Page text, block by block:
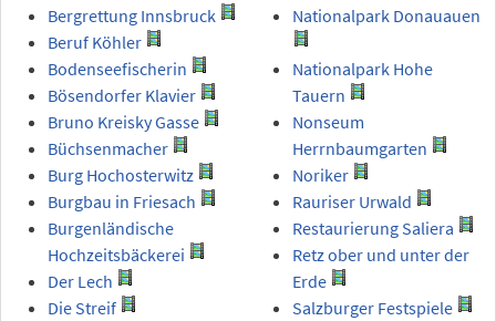
Bergrettung Innsbruck
Beruf Köhler
Bodenseefischerin
Bösendorfer Klavier
Bruno Kreisky Gasse
Büchsenmacher
Burg Hochosterwitz
Burgbau in Friesach
Burgenländische
Hochzeitsbäckerei
Der Lech
Die Streif
Nationalpark Donauauen
Nationalpark Hohe
Tauern
Nonseum
Herrnbaumgarten
Noriker
Rauriser Urwald
Restaurierung Saliera
Retz ober und unter der
Erde
Salzburger Festspiele